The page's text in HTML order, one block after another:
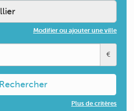
Modifier ou ajouter une ville
€
Rechercher
Plus de critères